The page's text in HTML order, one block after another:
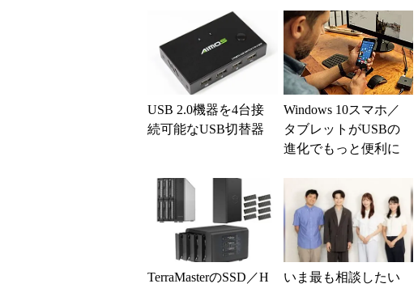
USB 2.0機器を4台接
続可能なUSB切替器
Windows 10スマホ／
タブレットがUSBの
進化でもっと便利に
TerraMasterのSSD／H
いま最も相談したい